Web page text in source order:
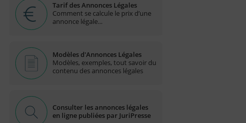
Tarif des Annonces Légales
Comment se calcule le prix d’une
annonce légale...
Modèles d'Annonces Légales
Modèles, exemples, tout savoir du
contenu des annonces légales
Consulter les annonces légales
en ligne publiées par JuriPresse